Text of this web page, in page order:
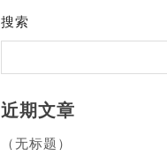
搜索
近期文章
（无标题）